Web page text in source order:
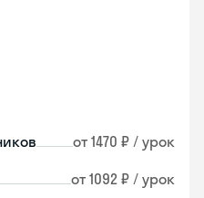
от 1470 ₽ / урок
от 1092 ₽ / урок